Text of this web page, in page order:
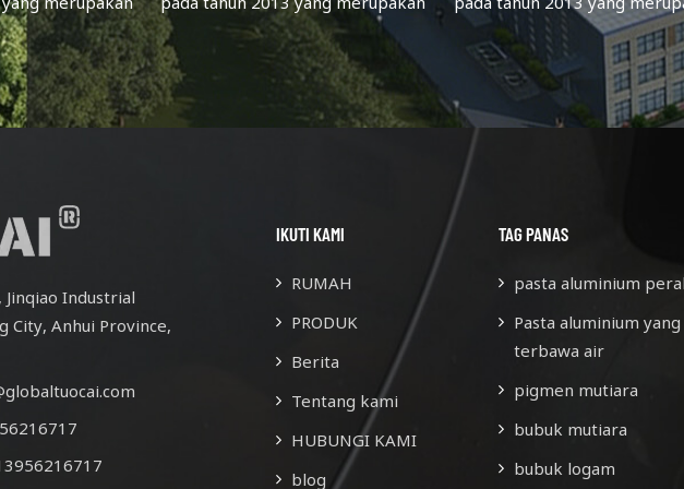
aluminium yang
& inovasi.
menerus, staf
dari 60.
produsen pigmen aluminium yang
berfokus pada kualitas & inovasi.
Setelah upaya terus menerus, staf
yang ada lebih dari 60.
produsen pigmen aluminium
berfokus pada kualitas &
Setelah upaya terus
yang ada lebih dari 60.
Jinqiao Industrial
City, Anhui Province,
IKUTI KAMI
RUMAH
PRODUK
Berita
Tentang kami
HUBUNGI KAMI
blog
TAG PANAS
pasta aluminium
Pasta aluminium yang
terbawa air
pigmen mutiara
bubuk mutiara
bubuk logam